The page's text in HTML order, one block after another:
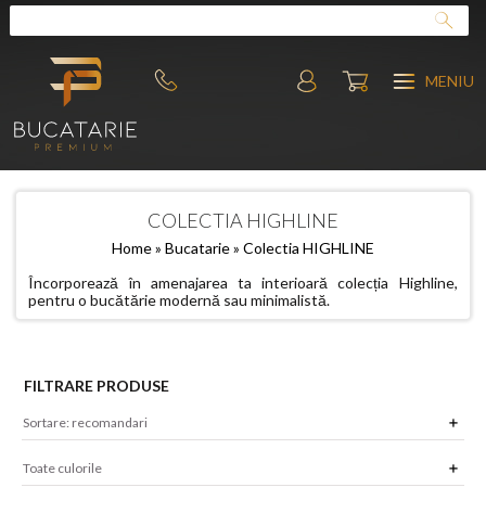
MENIU
COLECTIA HIGHLINE
Home» Bucatarie» Colectia HIGHLINE
Încorporează în amenajarea ta interioară colecția Highline,
pentru o bucătărie modernă sau minimalistă.
FILTRARE PRODUSE